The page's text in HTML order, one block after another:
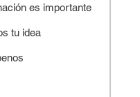
es importante
tu idea